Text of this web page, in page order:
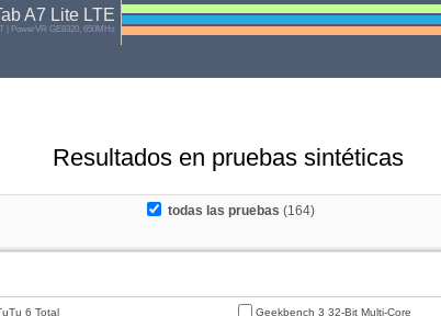
A7 Lite LTE
| PowerVR GE8320, 650MHz
Resultados en pruebas sintéticas
todas las pruebas (164)
6 Total
Geekbench 3 32-Bit Multi-Core